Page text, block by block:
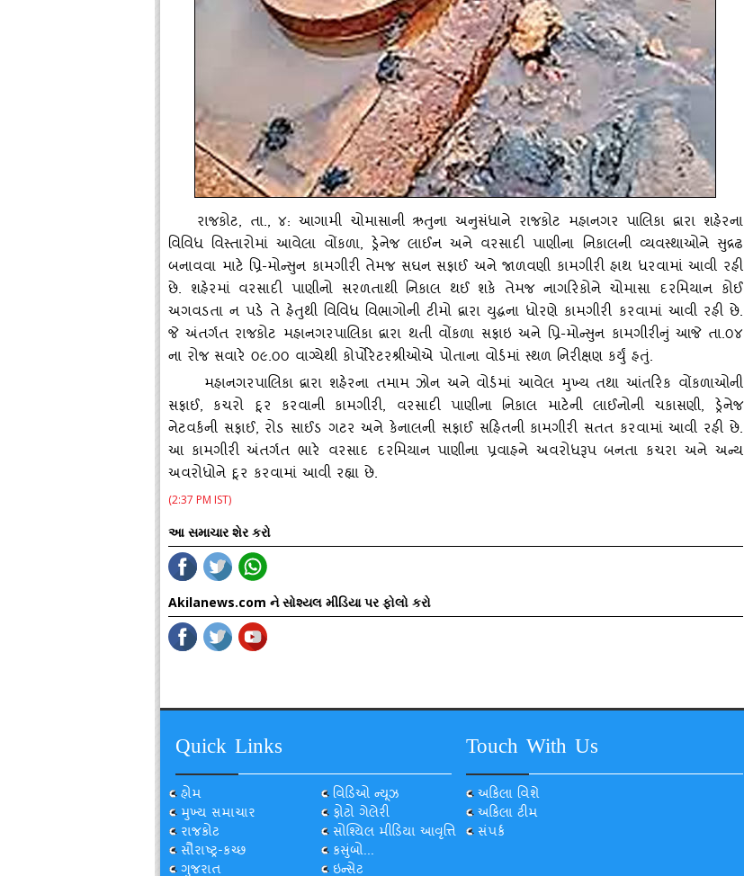
રાજકોટ, તા., ૪: આગામી ચોમાસાની ઋતુના અનુસંધાને રાજકોટ મહાનગર પાલિકા દ્વારા શહેરના
વિવિધ વિસ્‍તારોમાં આવેલા વોંકળા, ડ્રેનેજ લાઈન અને વરસાદી પાણીના નિકાલની વ્‍યવસ્‍થાઓને સુદ્રઢ
બનાવવા માટે પ્રિ-મોન્‍સુન કામગીરી તેમજ સઘન સફાઈ અને જાળવણી કામગીરી હાથ ધરવામાં આવી રહી
છે. શહેરમાં વરસાદી પાણીનો સરળતાથી નિકાલ થઈ શકે તેમજ નાગરિકોને ચોમાસા દરમિયાન કોઈ
અગવડતા ન પડે તે હેતુથી વિવિધ વિભાગોની ટીમો દ્વારા યુદ્ધના ધોરણે કામગીરી કરવામાં આવી રહી છે.
જે અંતર્ગત રાજકોટ મહાનગરપાલિકા દ્વારા થતી વોંકળા સફાઇ અને પ્રિ-મોન્‍સુન કામગીરીનું આજે તા.૦૪
ના રોજ સવારે ૦૯.૦૦ વાગ્‍યેથી કોર્પોરેટરશ્રીઓએ પોતાના વોર્ડમાં સ્‍થળ નિરીક્ષણ કર્યું હતું.
મહાનગરપાલિકા દ્વારા શહેરના તમામ ઝોન અને વોર્ડમાં આવેલ મુખ્‍ય તથા આંતરિક વોંકળાઓની
સફાઈ, કચરો દૂર કરવાની કામગીરી, વરસાદી પાણીના નિકાલ માટેની લાઈનોની ચકાસણી, ડ્રેનેજ
નેટવર્કની સફાઈ, રોડ સાઈડ ગટર અને કેનાલની સફાઈ સહિતની કામગીરી સતત કરવામાં આવી રહી છે.
આ કામગીરી અંતર્ગત ભારે વરસાદ દરમિયાન પાણીના પ્રવાહને અવરોધરૂપ બનતા કચરા અને અન્‍ય
અવરોધોને દૂર કરવામાં આવી રહ્યા છે.
(2:37 PM IST)
આ સમાચાર શેર કરો
Akilanews.com ને સોશ્યલ મીડિયા પર ફોલો કરો
Quick Links
હોમ
મુખ્ય સમાચાર
રાજકોટ
સૌરાષ્ટ્ર-કચ્છ
ગુજરાત
વિડિઓ ન્યૂઝ
ફોટો ગેલેરી
સોશ્યિલ મીડિયા આવૃત્તિ
કસુંબો...
ઇન્સેટ
Touch With Us
અકિલા વિશે
અકિલા ટીમ
સંપર્ક